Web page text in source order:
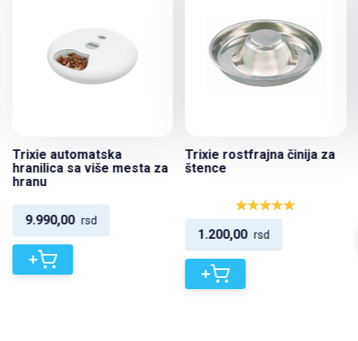
Trixie automatska
hranilica sa više mesta za
hranu
9.990,00 rsd
+
Trixie rostfrajna činija za
štence
1.200,00 rsd
+